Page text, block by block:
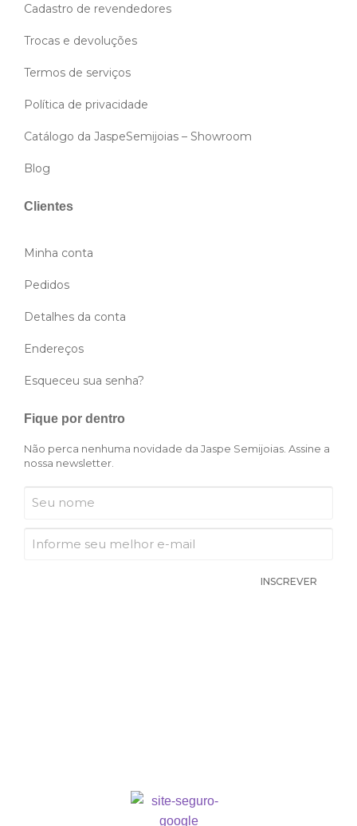
Cadastro de revendedores
Trocas e devoluções
Termos de serviços
Política de privacidade
Catálogo da JaspeSemijoias – Showroom
Blog
Clientes
Minha conta
Pedidos
Detalhes da conta
Endereços
Esqueceu sua senha?
Fique por dentro
Não perca nenhuma novidade da Jaspe Semijoias. Assine a
nossa newsletter.
INSCREVER